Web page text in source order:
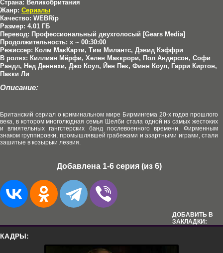
Страна: Великобритания
Жанр: Сериалы
Качество: WEBRip
Размер: 4.01 ГБ
Перевод: Профессиональный двухголосый [Gears Media]
Продолжительность: x ~ 00:30:00
Режиссер: Колм МакКарти, Тим Милантс, Дэвид Кэффри
В ролях: Киллиан Мёрфи, Хелен Маккрори, Пол Андерсон, Софи
Рандл, Нед Деннехи, Джо Коул, Йен Пек, Финн Коул, Гарри Киртон,
Пакки Ли
Описание:
Британский сериал о криминальном мире Бирмингема 20-х годов прошлого
века, в котором многолюдная семья Шелби стала одной из самых жестоких
и влиятельных гангстерских банд послевоенного времени. Фирменным
знаком группировки, промышлявшей грабежами и азартными играми, стали
зашитые в козырьки лезвия.
Добавлена 1-6 серия (из 6)
ДОБАВИТЬ В
ЗАКЛАДКИ:
КАДРЫ: